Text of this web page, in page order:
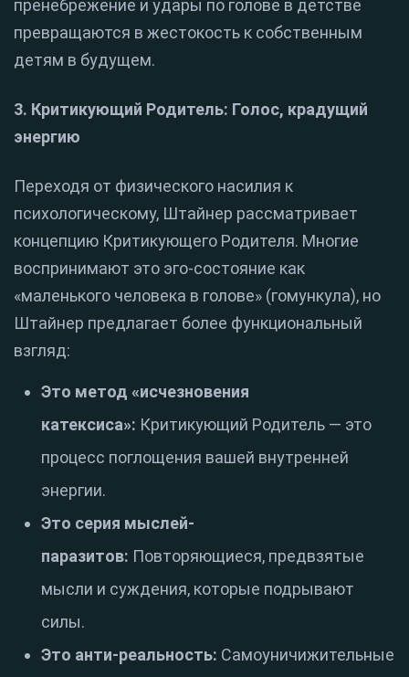
пренебрежение и удары по голове в детстве
превращаются в жестокость к собственным
детям в будущем.
3. Критикующий Родитель: Голос, крадущий
энергию
Переходя от физического насилия к
психологическому, Штайнер рассматривает
концепцию Критикующего Родителя. Многие
воспринимают это эго-состояние как
«маленького человека в голове» (гомункула), но
Штайнер предлагает более функциональный
взгляд:
Это метод «исчезновения
катексиса»: Критикующий Родитель — это
процесс поглощения вашей внутренней
энергии.
Это серия мыслей-
паразитов: Повторяющиеся, предвзятые
мысли и суждения, которые подрывают
силы.
Это анти-реальность: Самоуничижительные